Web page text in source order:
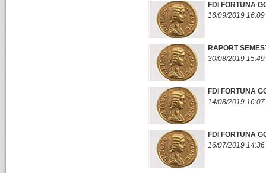
FDI FORTUNA
16/09/2019 16:09
RAPORT
30/08/2019 15:49
FDI FORTUNA
14/08/2019 16:07
FDI FORTUNA
16/07/2019 14:36